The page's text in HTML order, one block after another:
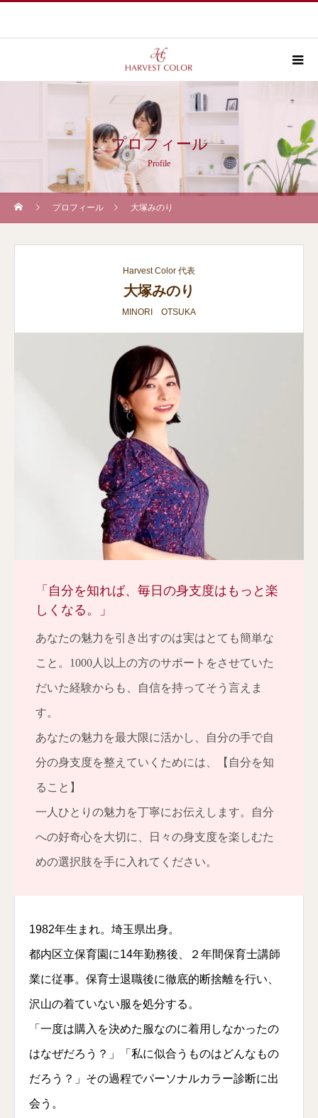
プロフィール
Profile
プロフィール 大塚みのり
Harvest Color 代表
大塚みのり
MINORI OTSUKA
「自分を知れば、毎日の身支度はもっと楽
しくなる。」
あなたの魅力を引き出すのは実はとても簡単な
こと。1000人以上の方のサポートをさせていた
だいた経験からも、自信を持ってそう言えま
す。
あなたの魅力を最大限に活かし、自分の手で自
分の身支度を整えていくためには、【自分を知
ること】
一人ひとりの魅力を丁寧にお伝えします。自分
への好奇心を大切に、日々の身支度を楽しむた
めの選択肢を手に入れてください。
1982年生まれ。埼玉県出身。
都内区立保育園に14年勤務後、２年間保育士講師
業に従事。保育士退職後に徹底的断捨離を行い、
沢山の着ていない服を処分する。
「一度は購入を決めた服なのに着用しなかったの
はなぜだろう？」「私に似合うものはどんなもの
だろう？」その過程でパーソナルカラー診断に出
会う。